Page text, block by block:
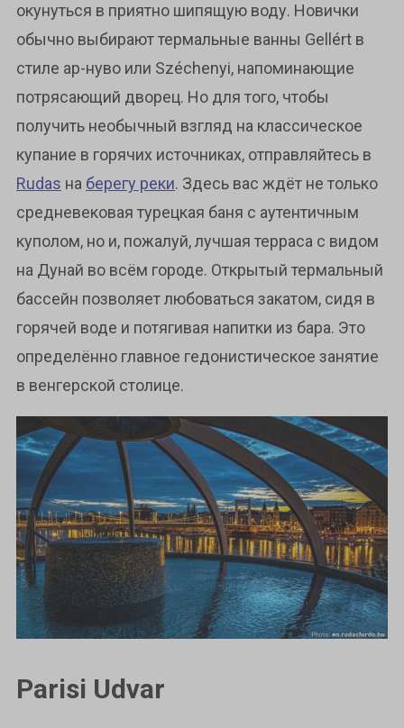
окунуться в приятно шипящую воду. Новички
обычно выбирают термальные ванны Gellért в
стиле ар-нуво или Széchenyi, напоминающие
потрясающий дворец. Но для того, чтобы
получить необычный взгляд на классическое
купание в горячих источниках, отправляйтесь в
Rudas на берегу реки. Здесь вас ждёт не только
средневековая турецкая баня с аутентичным
куполом, но и, пожалуй, лучшая терраса с видом
на Дунай во всём городе. Открытый термальный
бассейн позволяет любоваться закатом, сидя в
горячей воде и потягивая напитки из бара. Это
определённо главное гедонистическое занятие
в венгерской столице.
Parisi Udvar